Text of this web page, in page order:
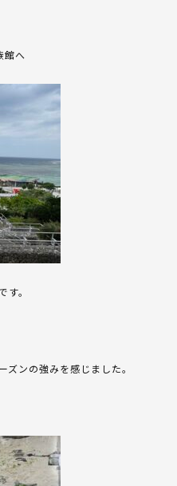
館へ
。
ンの強みを感じました。